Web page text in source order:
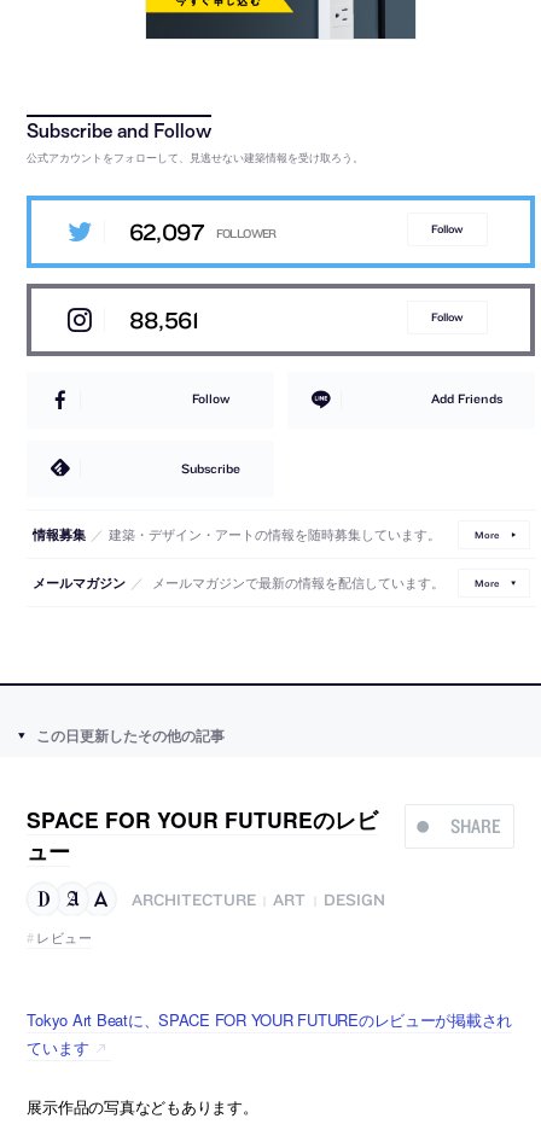
公式アカウントをフォローして、見逃せない建築情報を受け取ろう。
62,097 Follow
88,561 Follow
Follow Add Friends
Subscribe
情報募集 ／ 建築・デザイン・アートの情報を随時募集しています。 More
メールマガジン ／ メールマガジンで最新の情報を配信しています。 More
この日更新したその他の記事
SHARE
SPACE FOR YOUR FUTUREのレビ
ュー
ARCHITECTURE ART
DESIGN
レビュー
Tokyo Art Beatに、SPACE FOR YOUR FUTUREのレビューが掲載され
ています
展示作品の写真などもあります。